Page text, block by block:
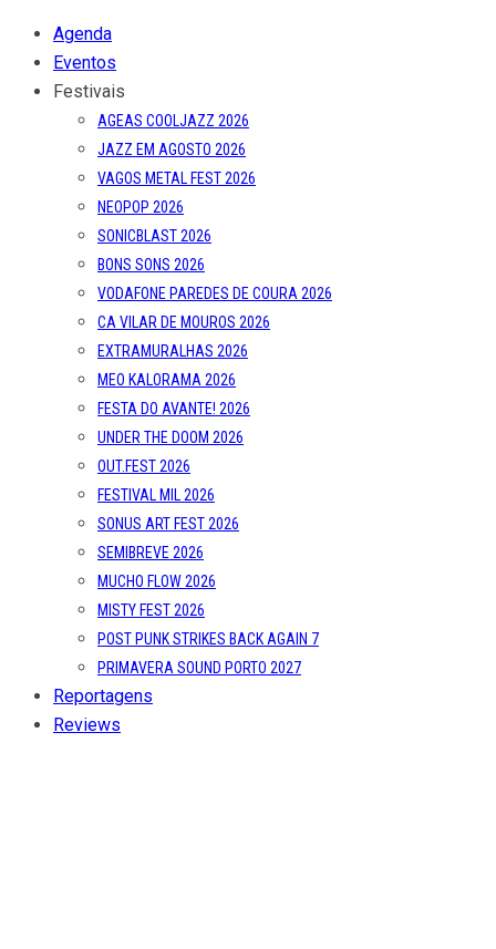
Agenda
Eventos
Festivais
AGEAS COOLJAZZ 2026
JAZZ EM AGOSTO 2026
VAGOS METAL FEST 2026
NEOPOP 2026
SONICBLAST 2026
BONS SONS 2026
VODAFONE PAREDES DE COURA 2026
CA VILAR DE MOUROS 2026
EXTRAMURALHAS 2026
MEO KALORAMA 2026
FESTA DO AVANTE! 2026
UNDER THE DOOM 2026
OUT.FEST 2026
FESTIVAL MIL 2026
SONUS ART FEST 2026
SEMIBREVE 2026
MUCHO FLOW 2026
MISTY FEST 2026
POST PUNK STRIKES BACK AGAIN 7
PRIMAVERA SOUND PORTO 2027
Reportagens
Reviews